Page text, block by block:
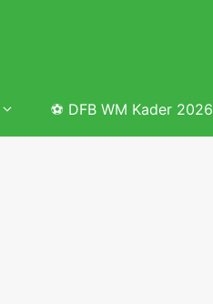
⚽ DFB WM Kader 2026